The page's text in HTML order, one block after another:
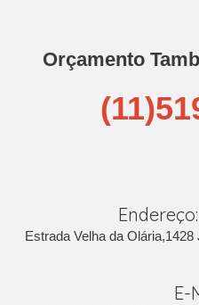
Orçamento
Estrada Velha da
E-